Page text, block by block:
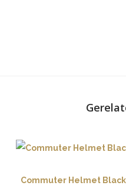
Commuter Helmet Black